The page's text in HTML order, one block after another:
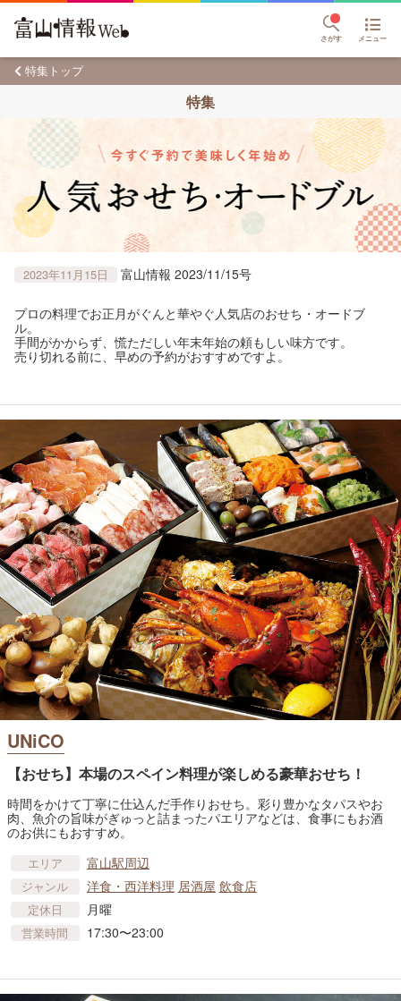
さがす メニュー
特集トップ
特集
2023年11月15日 富山情報 2023/11/15号
プロの料理でお正月がぐんと華やぐ人気店のおせち・オードブ
ル。
手間がかからず、慌ただしい年末年始の頼もしい味方です。
売り切れる前に、早めの予約がおすすめですよ。
UNiCO
【おせち】本場のスペイン料理が楽しめる豪華おせち！
時間をかけて丁寧に仕込んだ手作りおせち。彩り豊かなタパスやお
肉、魚介の旨味がぎゅっと詰まったパエリアなどは、食事にもお酒
のお供にもおすすめ。
エリア 富山駅周辺
ジャンル 洋食・西洋料理 居酒屋 飲食店
定休日 月曜
営業時間 17:30〜23:00